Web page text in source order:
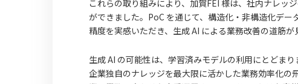
これらの取り組みにより、加賀FEI 様は、社内ナレッ
ができました。PoC を通じて、構造化・非構造化デ
精度を実感いただき、生成 AI による業務改善の道筋
生成 AI の可能性は、学習済みモデルの利用にとどま
企業独自のナレッジを最大限に活かした業務効率化